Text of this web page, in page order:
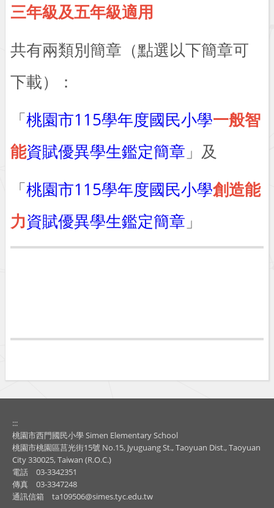
三年級及五年級適用
共有兩類別簡章（點選以下簡章可
下載）：
「桃園市115學年度國民小學一般智
能資賦優異學生鑑定簡章 」及
「桃園市115學年度國民小學創造能
力資賦優異學生鑑定簡章 」
:::
桃園市西門國民小學 Simen Elementary School
桃園市桃園區莒光街15號 No.15, Jyuguang St., Taoyuan Dist., Taoyuan
City 330025, Taiwan (R.O.C.)
電話
03-3342351
傳真
03-3347248
通訊信箱
ta109506@simes.tyc.edu.tw